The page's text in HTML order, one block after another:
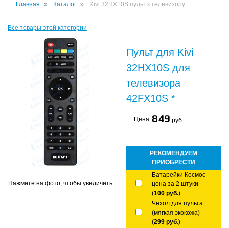
Главная Каталог Kivi 32HX10S пульт к телевизору
Все товары этой категории
Нажмите на фото, чтобы увеличить
Пульт для Kivi
32HX10S для
телевизора
42FX10S *
Цена: 849 руб.
РЕКОМЕНДУЕМ
ПРИОБРЕСТИ
Батарейки Космос
цена за 2 штуки
(100 руб.)
Чехол для пульта
(мягкая экокожа)
(299 руб.)